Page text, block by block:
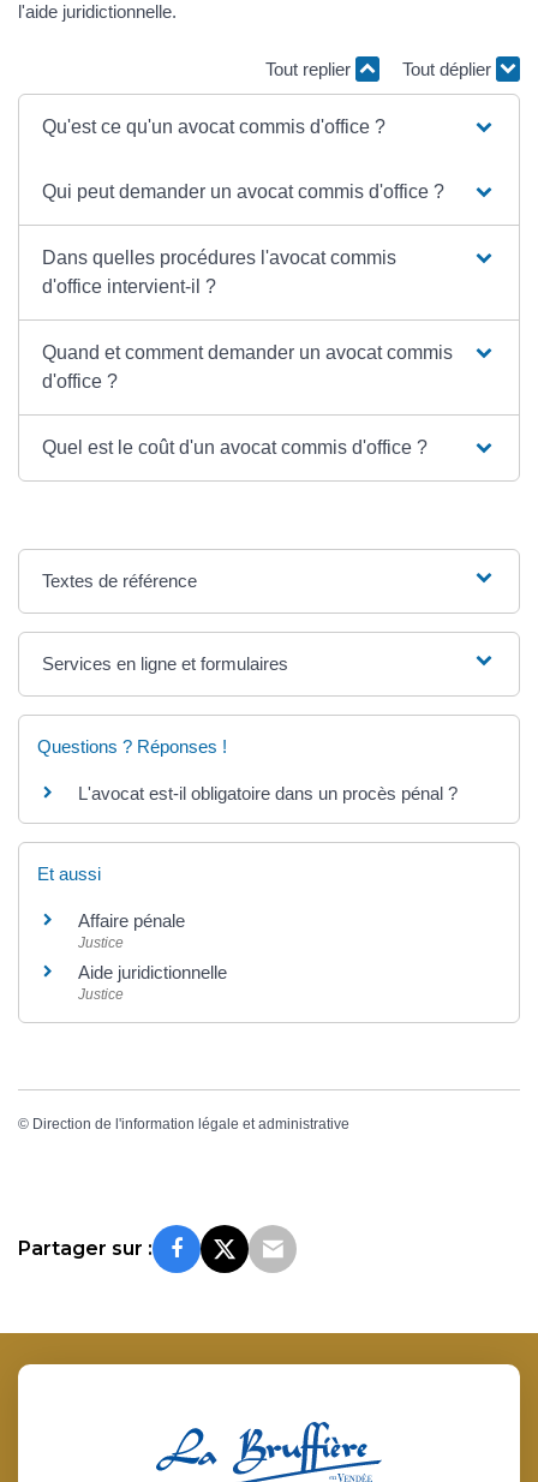
l'aide juridictionnelle.
Tout replier Tout déplier
Qu'est ce qu'un avocat commis d'office ?
Qui peut demander un avocat commis d'office ?
Dans quelles procédures l'avocat commis
d'office intervient-il ?
Quand et comment demander un avocat commis
d'office ?
Quel est le coût d'un avocat commis d'office ?
Textes de référence
Services en ligne et formulaires
Questions ? Réponses !
L'avocat est-il obligatoire dans un procès pénal ?
Et aussi
Affaire pénale
Justice
Aide juridictionnelle
Justice
© Direction de l'information légale et administrative
Partager sur :